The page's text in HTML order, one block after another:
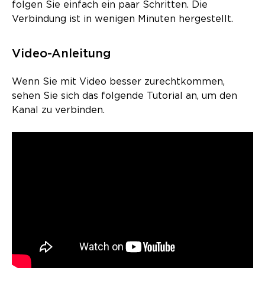
folgen Sie einfach ein paar Schritten. Die
Verbindung ist in wenigen Minuten hergestellt.
Video-Anleitung
Wenn Sie mit Video besser zurechtkommen,
sehen Sie sich das folgende Tutorial an, um den
Kanal zu verbinden.